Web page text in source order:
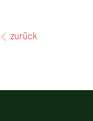
zurück